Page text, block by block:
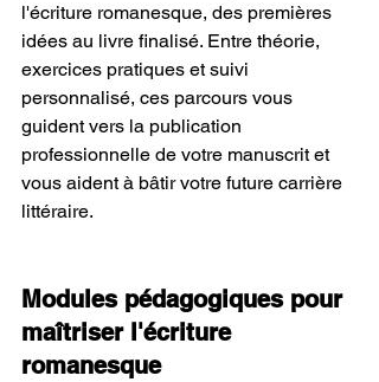
l'écriture romanesque, des premières
idées au livre finalisé. Entre théorie,
exercices pratiques et suivi
personnalisé, ces parcours vous
guident vers la publication
professionnelle de votre manuscrit et
vous aident à bâtir votre future carrière
littéraire.
Modules pédagogiques pour
maîtriser l'écriture
romanesque